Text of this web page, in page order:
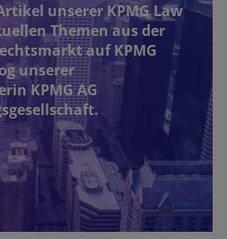
unserer KPMG Law
Themen aus der
auf KPMG
unserer
KPMG AG